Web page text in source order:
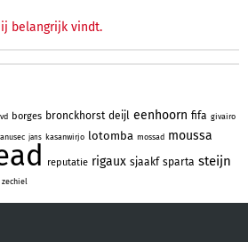
belangrijk vindt.
borges bronckhorst deijl eenhoorn fifa givairo
jans kasanwirjo lotomba mossad moussa
reputatie rigaux sjaakf sparta steijn
zechiel